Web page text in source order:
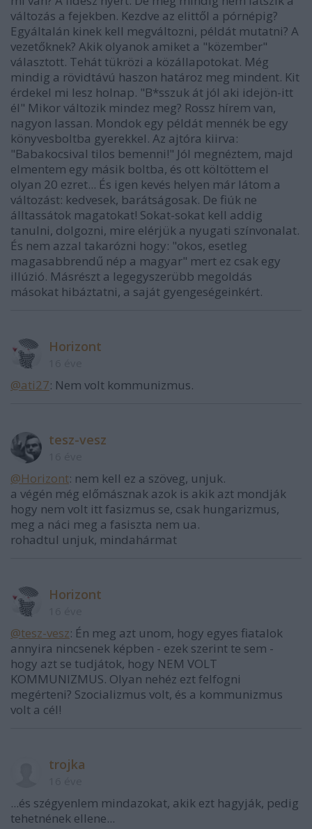
változás a fejekben. Kezdve az elittől a pórnépig?
Egyáltalán kinek kell megváltozni, példát mutatni? A
vezetőknek? Akik olyanok amiket a "közember"
választott. Tehát tükrözi a közállapotokat. Még
mindig a rövidtávú haszon határoz meg mindent. Kit
érdekel mi lesz holnap. "B*sszuk át jól aki idejön-itt
él" Mikor változik mindez meg? Rossz hírem van,
nagyon lassan. Mondok egy példát mennék be egy
könyvesboltba gyerekkel. Az ajtóra kiirva:
"Babakocsival tilos bemenni!" Jól megnéztem, majd
elmentem egy másik boltba, és ott költöttem el
olyan 20 ezret... És igen kevés helyen már látom a
változást: kedvesek, barátságosak. De fiúk ne
álltassátok magatokat! Sokat-sokat kell addig
tanulni, dolgozni, mire elérjük a nyugati színvonalat.
És nem azzal takarózni hogy: "okos, esetleg
magasabbrendű nép a magyar" mert ez csak egy
illúzió. Másrészt a legegyszerübb megoldás
másokat hibáztatni, a saját gyengeségeinkért.
Horizont
@ati27: Nem volt kommunizmus.
tesz-vesz
@Horizont: nem kell ez a szöveg, unjuk.
a végén még előmásznak azok is akik azt mondják
hogy nem volt itt fasizmus se, csak hungarizmus,
meg a náci meg a fasiszta nem ua.
rohadtul unjuk, mindahármat
Horizont
@tesz-vesz: Én meg azt unom, hogy egyes fiatalok
annyira nincsenek képben - ezek szerint te sem -
hogy azt se tudjátok, hogy NEM VOLT
KOMMUNIZMUS. Olyan nehéz ezt felfogni
megérteni? Szocializmus volt, és a kommunizmus
volt a cél!
trojka
...és szégyenlem mindazokat, akik ezt hagyják, pedig
tehetnének ellene...